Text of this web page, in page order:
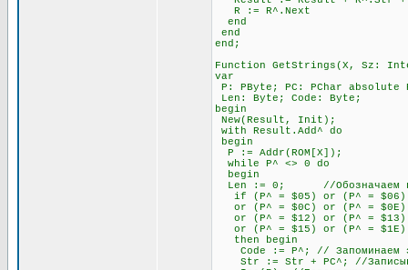
R := R^.Next
end
end
end;
Function GetStrings(X, Sz:
var
P: PByte; PC: PChar absolute
Len: Byte; Code: Byte;
begin
New(Result, Init);
with Result.Add^ do
begin
P := Addr(ROM[X]);
while P^ <> 0 do
begin
Len := 0; //Обозначаем
if (P^ = $05) or (P^ = $06) or
or (P^ = $0C) or (P^ = $0E) or
or (P^ = $12) or (P^ = $13)
or (P^ = $15) or (P^ = $1E)
then begin
Code := P^; // Запоминаем
Str := Str + PC^; //